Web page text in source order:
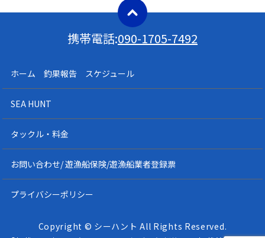
携帯電話:090-1705-7492
ホーム 釣果報告 スケジュール
SEA HUNT
タックル・料金
お問い合わせ/ 遊漁船保険/遊漁船業者登録票
プライバシーポリシー
Copyright © シーハント All Rights Reserved.